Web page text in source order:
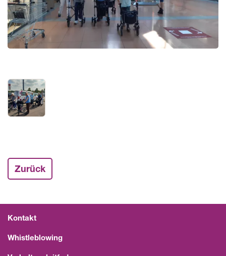
Zurück
Kontakt
Whistleblowing